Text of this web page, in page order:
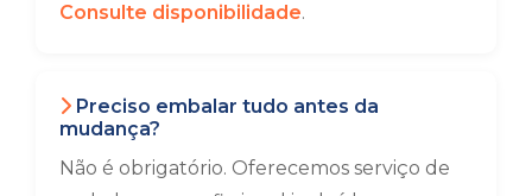
Consulte disponibilidade.
Preciso embalar tudo antes da
mudança?
Não é obrigatório. Oferecemos serviço de